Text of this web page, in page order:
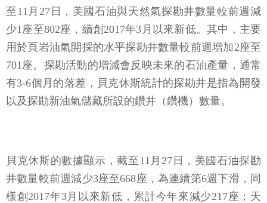
至11月27日，美國石油與天然氣探勘井數量較前週減
少1座至802座，續創2017年3月以來新低。其中，主要
用於頁岩油氣開採的水平探勘井數量較前週增加2座至
701座。探勘活動的增減會反映未來的石油產量，通常
有3-6個月的落差，貝克休斯統計的探勘井是指為開發
以及探勘新油氣儲藏所設的鑽井（鑽機）數量。
貝克休斯的數據顯示，截至11月27日，美國石油探勘
井數量較前週減少3座至668座，為連續第6週下滑，同
樣創2017年3月以來新低，累計今年來減少217座；天